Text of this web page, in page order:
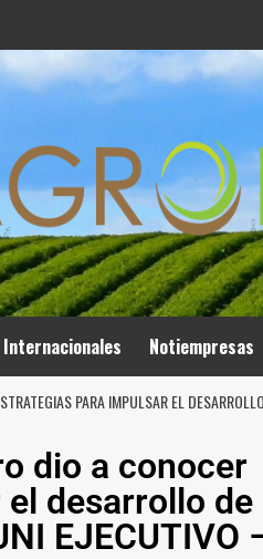
Internacionales Notiempresas
PARA IMPULSAR EL
dio a conocer
desarrollo
EJECUTIVO